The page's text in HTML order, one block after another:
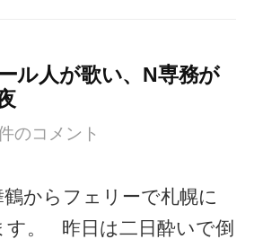
ル人が歌い、N専務が
のコメント
からフェリーで札幌に
す。 昨日は二日酔いで倒